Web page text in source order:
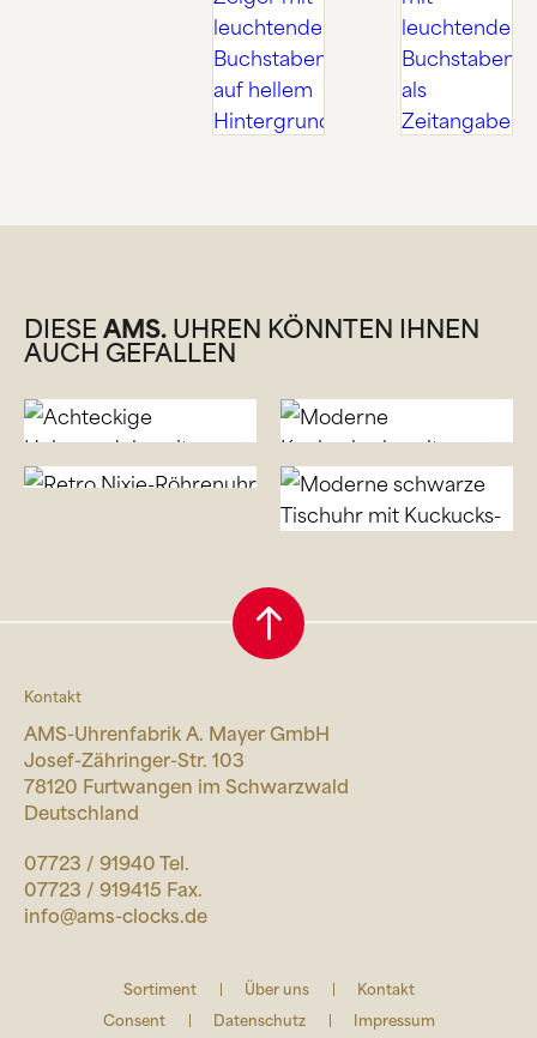
DIESEAMS.UHREN KÖNNTEN IHNEN
AUCH GEFALLEN
Kontakt
AMS-Uhrenfabrik A. Mayer GmbH
Josef-Zähringer-Str. 103
78120 Furtwangen im Schwarzwald
Deutschland
07723 / 91940 Tel.
07723 / 919415 Fax.
info@ams-clocks.de
Sortiment Über uns
Kontakt
Consent
Datenschutz Impressum